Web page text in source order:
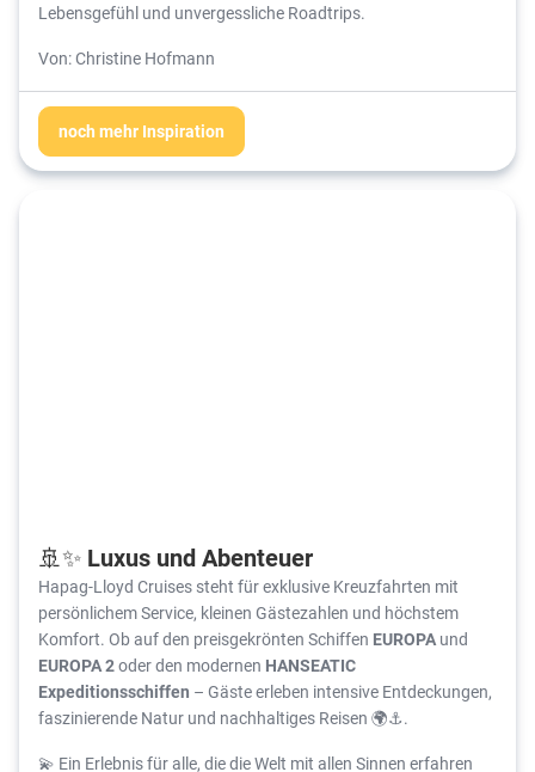
Lebensgefühl und unvergessliche Roadtrips.
Von: Christine Hofmann
noch mehr Inspiration
🚢✨ Luxus und Abenteuer
Hapag-Lloyd Cruises steht für exklusive Kreuzfahrten mit
persönlichem Service, kleinen Gästezahlen und höchstem
Komfort. Ob auf den preisgekrönten Schiffen EUROPAund
EUROPA 2oder den modernen HANSEATIC
Expeditionsschiffen – Gäste erleben intensive Entdeckungen,
faszinierende Natur und nachhaltiges Reisen 🌍⚓.
💫 Ein Erlebnis für alle, die die Welt mit allen Sinnen erfahren